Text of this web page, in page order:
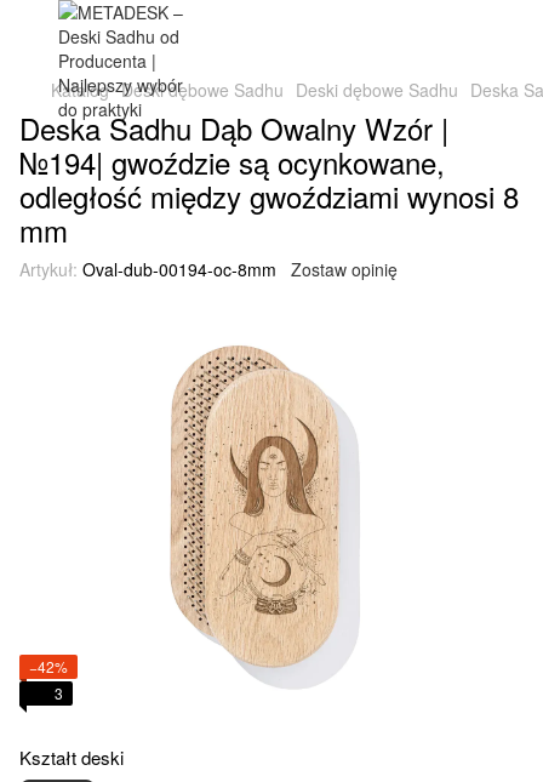
Katalog Deski dębowe Sadhu Deski dębowe Sadhu Deska
Deska Sadhu Dąb Owalny Wzór |
№194| gwoździe są ocynkowane,
odległość między gwoździami wynosi 8
mm
Artykuł: Oval-dub-00194-oc-8mm Zostaw opinię
−42%
3
Kształt deski